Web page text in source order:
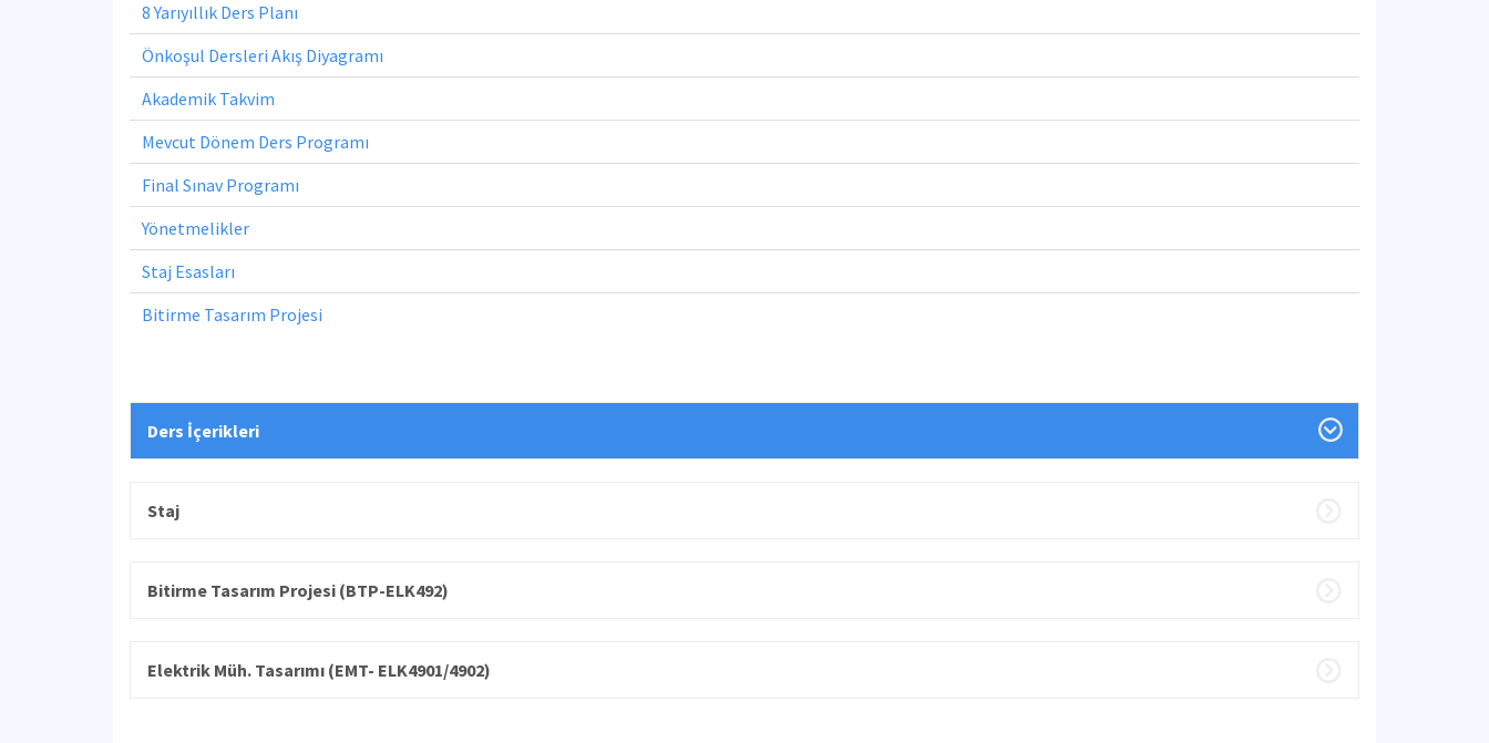
8 Yarıyıllık Ders Planı
Önkoşul Dersleri Akış Diyagramı
Akademik Takvim
Mevcut Dönem Ders Programı
Final Sınav Programı
Yönetmelikler
Staj Esasları
Bitirme Tasarım Projesi
Ders İçerikleri
Staj
Bitirme Tasarım Projesi (BTP-ELK492)
Elektrik Müh. Tasarımı (EMT- ELK4901/4902)